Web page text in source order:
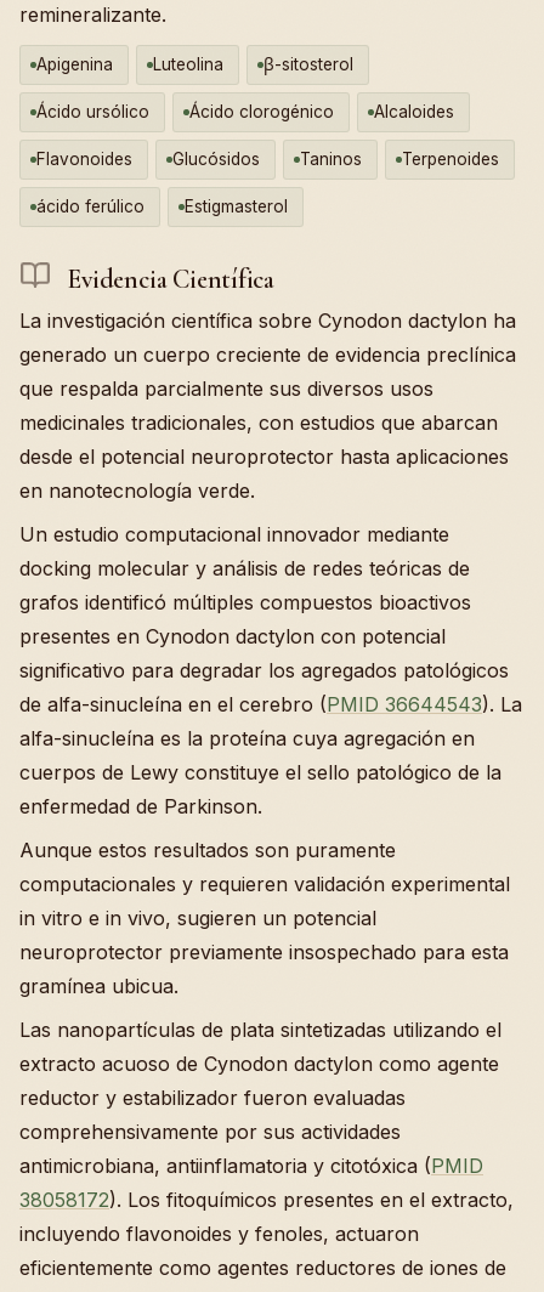
remineralizante.
Apigenina Luteolina β-sitosterol
Ácido ursólico Ácido clorogénico Alcaloides
Flavonoides Glucósidos Taninos Terpenoides
ácido ferúlico Estigmasterol
Evidencia Científica
La investigación científica sobre Cynodon dactylon ha
generado un cuerpo creciente de evidencia preclínica
que respalda parcialmente sus diversos usos
medicinales tradicionales, con estudios que abarcan
desde el potencial neuroprotector hasta aplicaciones
en nanotecnología verde.
Un estudio computacional innovador mediante
docking molecular y análisis de redes teóricas de
grafos identificó múltiples compuestos bioactivos
presentes en Cynodon dactylon con potencial
significativo para degradar los agregados patológicos
de alfa-sinucleína en el cerebro (PMID 36644543). La
alfa-sinucleína es la proteína cuya agregación en
cuerpos de Lewy constituye el sello patológico de la
enfermedad de Parkinson.
Aunque estos resultados son puramente
computacionales y requieren validación experimental
in vitro e in vivo, sugieren un potencial
neuroprotector previamente insospechado para esta
gramínea ubicua.
Las nanopartículas de plata sintetizadas utilizando el
extracto acuoso de Cynodon dactylon como agente
reductor y estabilizador fueron evaluadas
comprehensivamente por sus actividades
antimicrobiana, antiinflamatoria y citotóxica (PMID
38058172). Los fitoquímicos presentes en el extracto,
incluyendo flavonoides y fenoles, actuaron
eficientemente como agentes reductores de iones de